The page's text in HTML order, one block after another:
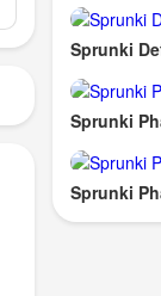
Sprunki
Sprunki
Sprunki